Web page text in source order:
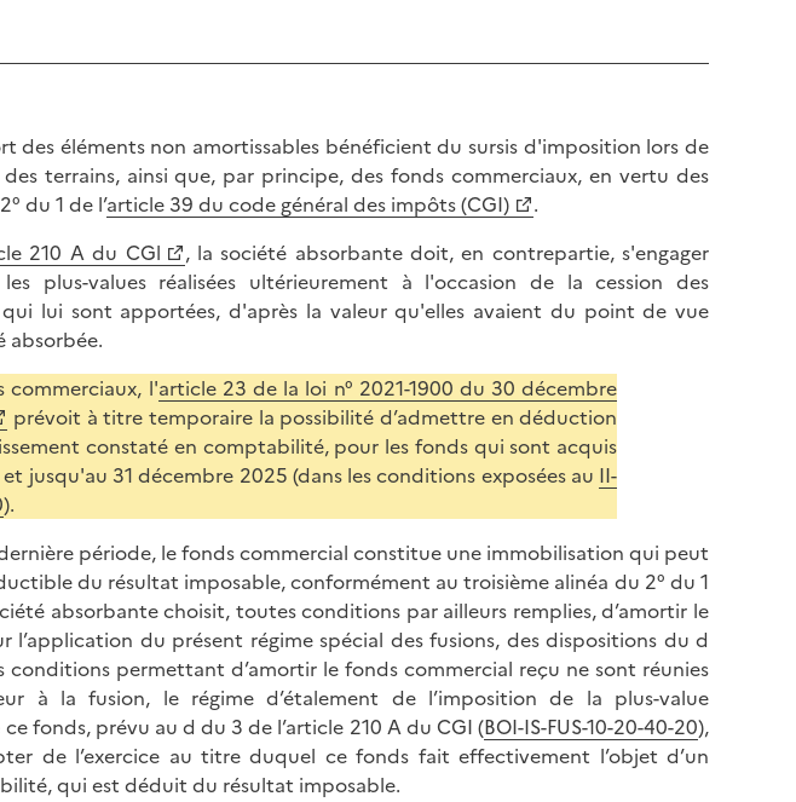
des éléments non amortissables bénéficient du sursis d'imposition lors de
terrains, ainsi que, par principe, des fonds commerciaux, en vertu des
du 1 de l’article 39 du code général des impôts (CGI)
.
210 A du CGl
, la société absorbante doit, en contrepartie, s'engager
plus-values réalisées ultérieurement à l'occasion de la cession des
lui sont apportées, d'après la valeur qu'elles avaient du point de vue
absorbée.
commerciaux, l'article 23 de la loi n° 2021-1900 du 30 décembre
prévoit à titre temporaire la possibilité d’admettre en déduction
constaté en comptabilité, pour les fonds qui sont acquis
jusqu'au 31 décembre 2025 (dans les conditions exposées au II-
).
période, le fonds commercial constitue une immobilisation qui peut
du résultat imposable, conformément au troisième alinéa du 2° du 1
absorbante choisit, toutes conditions par ailleurs remplies, d’amortir le
l’application du présent régime spécial des fusions, des dispositions du d
conditions permettant d’amortir le fonds commercial reçu ne sont réunies
à la fusion, le régime d’étalement de l’imposition de la plus-value
fonds, prévu au d du 3 de l’article 210 A du CGI (BOI-IS-FUS-10-20-40-20),
de l’exercice au titre duquel ce fonds fait effectivement l’objet d’un
qui est déduit du résultat imposable.